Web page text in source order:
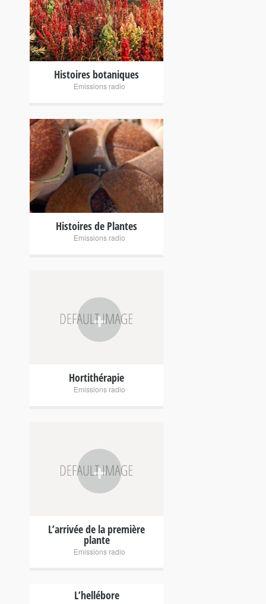
+
Histoires botaniques
Emissions radio
+
Histoires de Plantes
Emissions radio
+
Hortithérapie
Emissions radio
+
L’arrivée de la première
plante
Emissions radio
L’hellébore